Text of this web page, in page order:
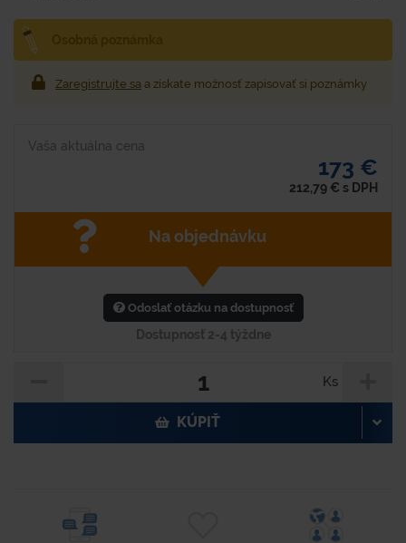
Zaregistrujte sa a získate možnosť zapisovať si poznámky
Vaša aktuálna cena
173 €
212,79 € s DPH
Na objednávku
Odoslať otázku na dostupnosť
Dostupnosť 2-4 týždne
Ks
KÚPIŤ